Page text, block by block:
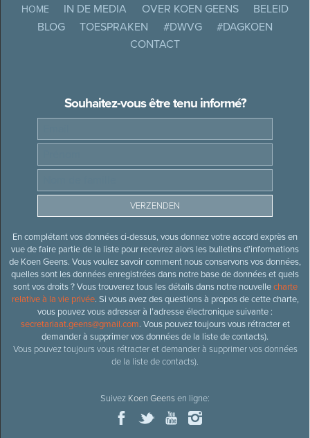
HOME IN DE MEDIA OVER KOEN GEENS
BELEID
BLOG
TOESPRAKEN #DWVG
#DAGKOEN
CONTACT
Souhaitez-vous être tenu informé?
En complétant vos données ci-dessus, vous donnez votre accord exprès en
vue de faire partie de la liste pour recevrez alors les bulletins d’informations
de Koen Geens. Vous voulez savoir comment nous conservons vos données,
quelles sont les données enregistrées dans notre base de données et quels
sont vos droits ? Vous trouverez tous les détails dans notre nouvellecharte
relative à la vie privée. Si vous avez des questions à propos de cette charte,
vous pouvez vous adresser à l’adresse électronique suivante :
secretariaat.geens@gmail.com. Vous pouvez toujours vous rétracter et
demander à supprimer vos données de la liste de contacts).
Vous pouvez toujours vous rétracter et demander à supprimer vos données
de la liste de contacts).
Suivez Koen Geensen ligne: